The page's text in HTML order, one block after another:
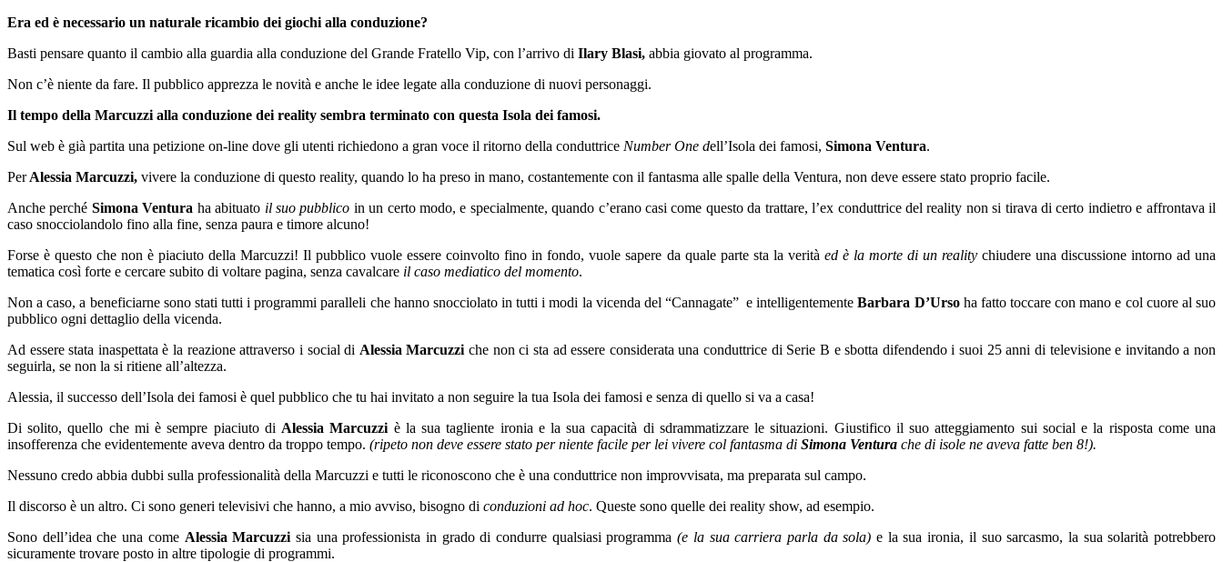
Era ed è necessario un naturale ricambio dei giochi alla conduzione?
Basti pensare quanto il cambio alla guardia alla conduzione del Grande Fratello Vip, con l’arrivo di Ilary Blasi, abbia giovato al programma.
Non c’è niente da fare. Il pubblico apprezza le novità e anche le idee legate alla conduzione di nuovi personaggi.
Il tempo della Marcuzzi alla conduzione dei reality sembra terminato con questa Isola dei famosi.
Sul web è già partita una petizione on-line dove gli utenti richiedono a gran voce il ritorno della conduttrice Number One dell’Isola dei famosi, Simona Ventura.
PerAlessia Marcuzzi, vivere la conduzione di questo reality, quando lo ha preso in mano, costantemente con il fantasma alle spalle della Ventura, non deve essere stato proprio facile.
Anche perché Simona Ventura ha abituato il suo pubblico in un certo modo, e specialmente, quando c’erano casi come questo da trattare, l’ex conduttrice del reality non si tirava di certo indietro e affrontava il
caso snocciolandolo fino alla fine, senza paura e timore alcuno!
Forse è questo che non è piaciuto della Marcuzzi! Il pubblico vuole essere coinvolto fino in fondo, vuole sapere da quale parte sta la verità ed è la morte di un realitychiudere una discussione intorno ad una
tematica così forte e cercare subito di voltare pagina, senza cavalcare il caso mediatico del momento.
Non a caso, a beneficiarne sono stati tutti i programmi paralleli che hanno snocciolato in tutti i modi la vicenda del “Cannagate” e intelligentementeBarbara D’Ursoha fatto toccare con mano e col cuore al suo
pubblico ogni dettaglio della vicenda.
Ad essere stata inaspettata è la reazione attraverso i social di Alessia Marcuzzi che non ci sta ad essere considerata una conduttrice di Serie B e sbotta difendendo i suoi 25 anni di televisione e invitando a non
seguirla, se non la si ritiene all’altezza.
Alessia, il successo dell’Isola dei famosi è quel pubblico che tu hai invitato a non seguire la tua Isola dei famosi e senza di quello si va a casa!
Di solito, quello che mi è sempre piaciuto di Alessia Marcuzzi è la sua tagliente ironia e la sua capacità di sdrammatizzare le situazioni. Giustifico il suo atteggiamento sui social e la risposta come una
insofferenza che evidentemente aveva dentro da troppo tempo. (ripeto non deve essere stato per niente facile per lei vivere col fantasma di Simona Ventura che di isole ne aveva fatte ben 8!).
Nessuno credo abbia dubbi sulla professionalità della Marcuzzi e tutti le riconoscono che è una conduttrice non improvvisata, ma preparata sul campo.
Il discorso è un altro. Ci sono generi televisivi che hanno, a mio avviso, bisogno di conduzioni ad hoc. Queste sono quelle dei reality show, ad esempio.
Sono dell’idea che una come Alessia Marcuzzi sia una professionista in grado di condurre qualsiasi programma(e la sua carriera parla da sola) e la sua ironia, il suo sarcasmo, la sua solarità potrebbero
sicuramente trovare posto in altre tipologie di programmi.